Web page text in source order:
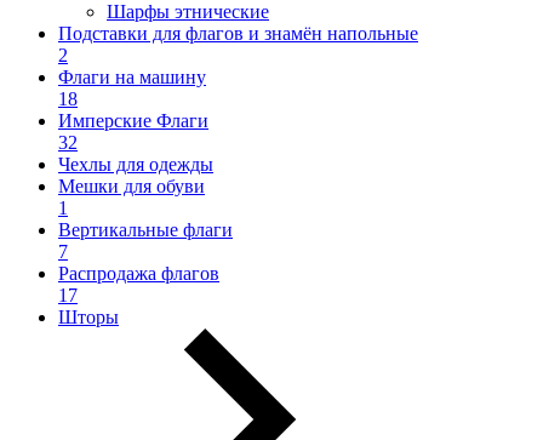
Шарфы этнические
Подставки для флагов и знамён напольные
2
Флаги на машину
18
Имперские Флаги
32
Чехлы для одежды
Мешки для обуви
1
Вертикальные флаги
7
Распродажа флагов
17
Шторы